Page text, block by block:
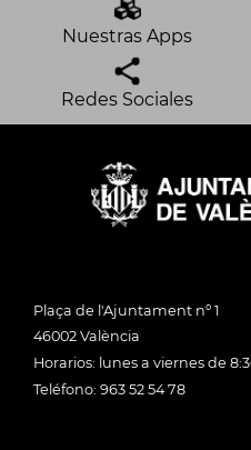
Nuestras Apps
Redes Sociales
Plaça de l'Ajuntament nº 1
46002 València
Horarios: lunes a viernes de
Teléfono: 963 52 54 78